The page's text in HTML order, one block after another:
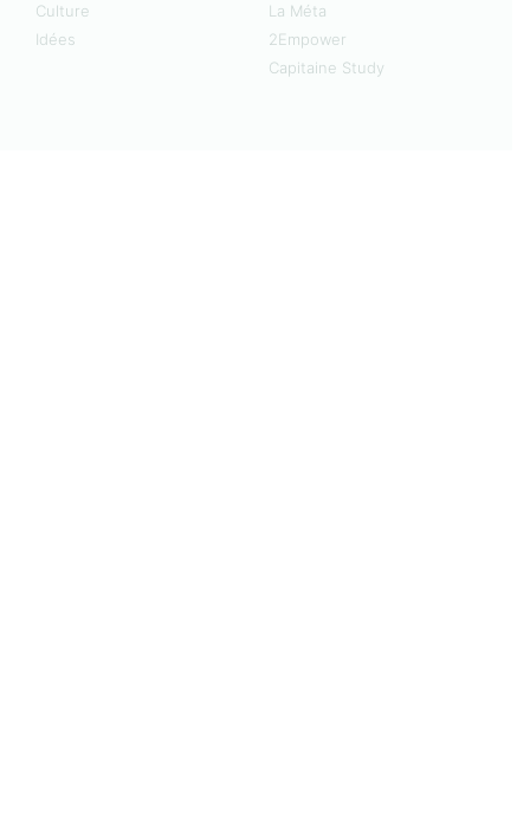
Culture
Idées
La Méta
2Empower
Capitaine Study